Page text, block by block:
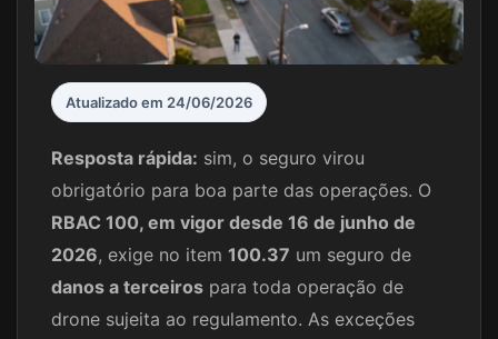
Atualizado em 24/06/2026
Resposta rápida: sim, o seguro virou
obrigatório para boa parte das operações. O
RBAC 100, em vigor desde 16 de junho de
2026, exige no item 100.37 um seguro de
danos a terceiros para toda operação de
drone sujeita ao regulamento. As exceções